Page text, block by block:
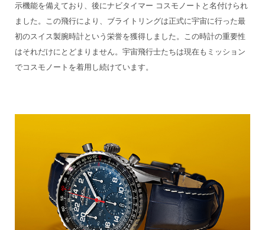
示機能を備えており、後にナビタイマー コスモノートと名付けられ
ました。この飛行により、ブライトリングは正式に宇宙に行った最
初のスイス製腕時計という栄誉を獲得しました。この時計の重要性
はそれだけにとどまりません。宇宙飛行士たちは現在もミッション
でコスモノートを着用し続けています。